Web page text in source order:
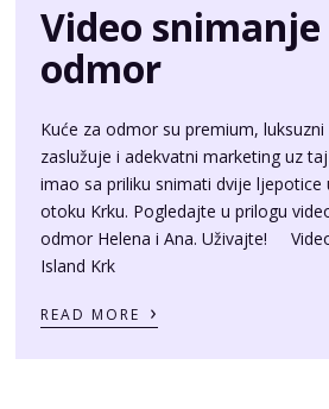
Video
odmor
Kuće za odmor su premium,
zaslužuje i adekvatni marketing uz
imao sa priliku snimati dvije ljepotice
otoku Krku. Pogledajte u prilogu
odmor Helena i Ana. Uživajte!
Island Krk
READ MORE ›